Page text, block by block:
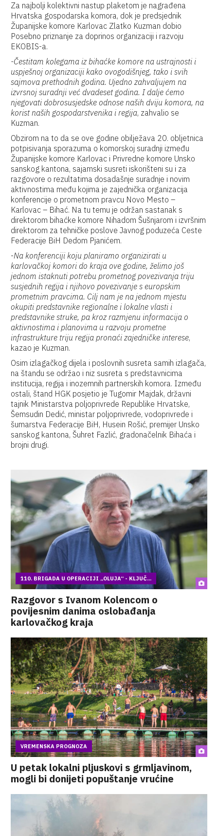
Za najbolji kolektivni nastup plaketom je nagrađena
Hrvatska gospodarska komora, dok je predsjednik
Županijske komore Karlovac Zlatko Kuzman dobio
Posebno priznanje za doprinos organizaciji i razvoju
EKOBIS-a.
-Čestitam kolegama iz bihaćke komore na ustrajnosti i
uspješnoj organizaciji kako ovogodišnjeg, tako i svih
sajmova prethodnih godina. Ujedno zahvaljujem na
izvrsnoj suradnji već dvadeset godina. I dalje ćemo
njegovati dobrosusjedske odnose naših dviju komora, na
korist naših gospodarstvenika i regija, zahvalio se
Kuzman.
Obzirom na to da se ove godine obilježava 20. obljetnica
potpisivanja sporazuma o komorskoj suradnji između
Županijske komore Karlovac i Privredne komore Unsko
sanskog kantona, sajamski susreti iskorišteni su i za
razgovore o rezultatima dosadašnje suradnje i novim
aktivnostima među kojima je zajednička organizacija
konferencije o prometnom pravcu Novo Mesto –
Karlovac – Bihać. Na tu temu je održan sastanak s
direktorom bihaćke komore Nihadom Šušnjarom i izvršnim
direktorom za tehničke poslove Javnog poduzeća Ceste
Federacije BiH Dedom Pjanićem.
-Na konferenciji koju planiramo organizirati u
karlovačkoj komori do kraja ove godine, želimo još
jednom istaknuti potrebu prometnog povezivanja triju
susjednih regija i njihovo povezivanje s europskim
prometnim pravcima. Cilj nam je na jednom mjestu
okupiti predstavnike regionalne i lokalne vlasti i
predstavnike struke, pa kroz razmjenu informacija o
aktivnostima i planovima u razvoju prometne
infrastrukture triju regija pronaći zajedničke interese,
kazao je Kuzman.
Osim izlagačkog dijela i poslovnih susreta samih izlagača,
na štandu se održao i niz susreta s predstavnicima
institucija, regija i inozemnih partnerskih komora. Između
ostali, štand HGK posjetio je Tugomir Majdak, državni
tajnik Ministarstva poljoprivrede Republike Hrvatske,
Šemsudin Dedić, ministar poljoprivrede, vodoprivrede i
šumarstva Federacije BiH, Husein Rošić, premijer Unsko
sanskog kantona, Šuhret Fazlić, gradonačelnik Bihaća i
brojni drugi.
110. BRIGADA U OPERACIJI „OLUJA“ - KLJUČ...
Razgovor s Ivanom Kolencom o
povijesnim danima oslobađanja
karlovačkog kraja
VREMENSKA PROGNOZA
U petak lokalni pljuskovi s grmljavinom,
mogli bi donijeti popuštanje vrućine